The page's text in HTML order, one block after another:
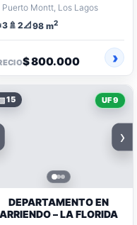
Puerto Montt, Los Lagos
3 🚿 2📐98 m2
$ 800.000
15 UF 9
›
DEPARTAMENTO EN
ARRIENDO – LA FLORIDA